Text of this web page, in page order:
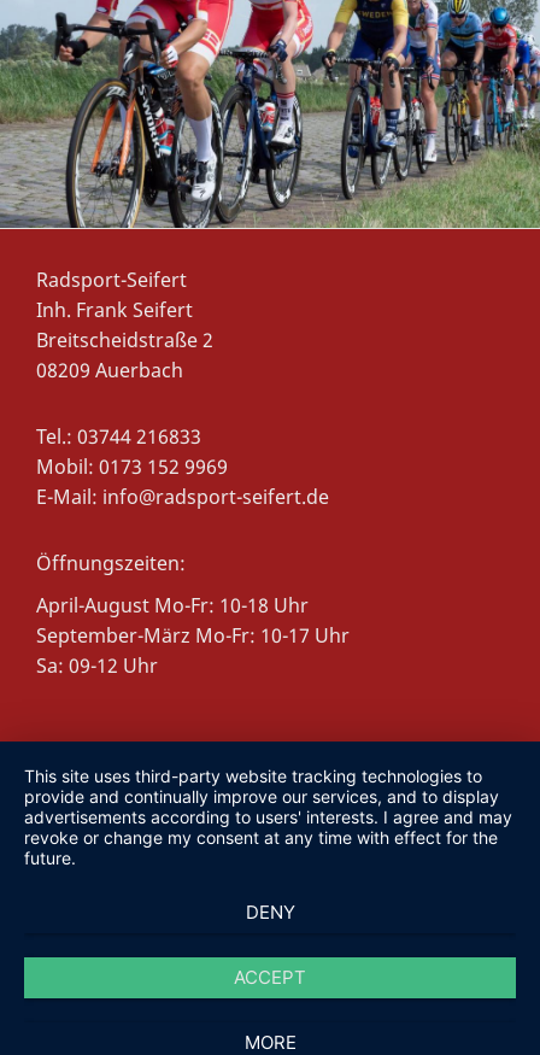
Radsport-Seifert
Inh. Frank Seifert
Breitscheidstraße 2
08209 Auerbach
Tel.: 03744 216833
Mobil: 0173 152 9969
E-Mail: info@radsport-seifert.de
Öffnungszeiten:
April-August Mo-Fr: 10-18 Uhr
September-März Mo-Fr: 10-17 Uhr
Sa: 09-12 Uhr
This site uses third-party website tracking technologies to
provide and continually improve our services, and to display
advertisements according to users' interests. I agree and may
revoke or change my consent at any time with effect for the
future.
DENY
ACCEPT
MORE